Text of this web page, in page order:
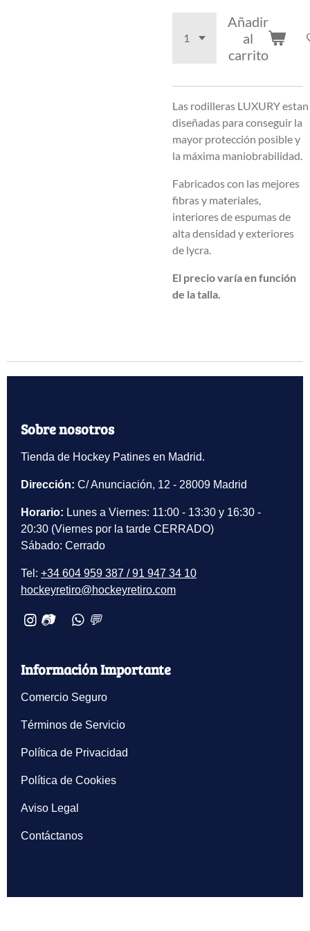
Añadir
al
carrito
Las rodilleras LUXURY estan
diseñadas para conseguir la
mayor protección posible y
la máxima maniobrabilidad.
Fabricados con las mejores
fibras y materiales,
interiores de espumas de
alta densidad y exteriores
de lycra.
El precio varía en función
de la talla.
Sobre nosotros
Tienda de Hockey Patines en Madrid.
Dirección: C/ Anunciación, 12 - 28009 Madrid
Horario: Lunes a Viernes: 11:00 - 13:30 y 16:30 -
20:30 (Viernes por la tarde CERRADO)
Sábado: Cerrado
Tel: +34 604 959 387 / 91 947 34 10
hockeyretiro@hockeyretiro.com
📷 💬
Información Importante
Comercio Seguro
Términos de Servicio
Política de Privacidad
Política de Cookies
Aviso Legal
Contáctanos